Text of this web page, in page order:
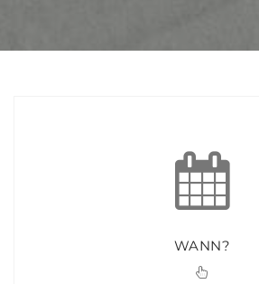
WANN?